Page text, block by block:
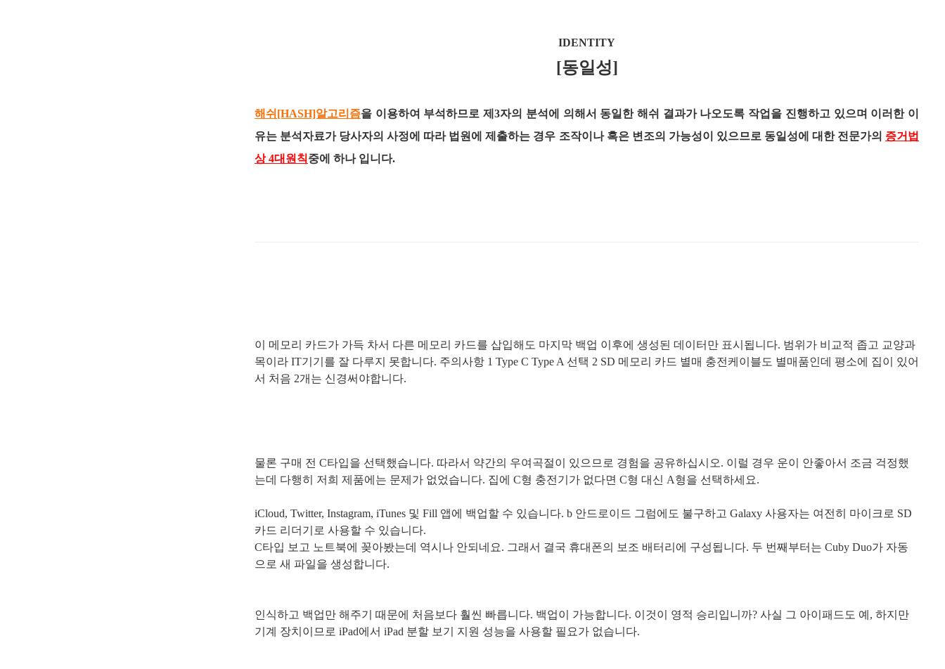
IDENTITY
[동일성]
해쉬[HASH]알고리즘을 이용하여 부석하므로 제3자의 분석에 의해서 동일한 해쉬 결과가 나오도록 작업을 진행하고 있으며 이러한 이
유는 분석자료가 당사자의 사정에 따라 법원에 제출하는 경우 조작이나 혹은 변조의 가능성이 있으므로 동일성에 대한 전문가의 증거법
상 4대원칙중에 하나 입니다.
이 메모리 카드가 가득 차서 다른 메모리 카드를 삽입해도 마지막 백업 이후에 생성된 데이터만 표시됩니다. 범위가 비교적 좁고 교양과
목이라 IT기기를 잘 다루지 못합니다. 주의사항 1 Type C Type A 선택 2 SD 메모리 카드 별매 충전케이블도 별매품인데 평소에 집이 있어
서 처음 2개는 신경써야합니다.
물론 구매 전 C타입을 선택했습니다. 따라서 약간의 우여곡절이 있으므로 경험을 공유하십시오. 이럴 경우 운이 안좋아서 조금 걱정했
는데 다행히 저희 제품에는 문제가 없었습니다. 집에 C형 충전기가 없다면 C형 대신 A형을 선택하세요.
iCloud, Twitter, Instagram, iTunes 및 Fill 앱에 백업할 수 있습니다. b 안드로이드 그럼에도 불구하고 Galaxy 사용자는 여전히 마이크로 SD
카드 리더기로 사용할 수 있습니다.
C타입 보고 노트북에 꽂아봤는데 역시나 안되네요. 그래서 결국 휴대폰의 보조 배터리에 구성됩니다. 두 번째부터는 Cuby Duo가 자동
으로 새 파일을 생성합니다.
인식하고 백업만 해주기 때문에 처음보다 훨씬 빠릅니다. 백업이 가능합니다. 이것이 영적 승리입니까? 사실 그 아이패드도 예 , 하지만
기계 장치이므로 iPad에서 iPad 분할 보기 지원 성능을 사용할 필요가 없습니다.